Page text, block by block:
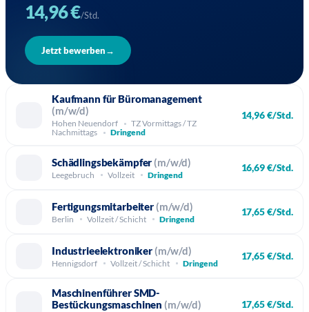
14,96 €/Std.
Jetzt bewerben→
Kaufmann für Büromanagement
(m/w/d)
Hohen Neuendorf
TZ Vormittags / TZ
Nachmittags
Dringend
14,96 €/Std.
Schädlingsbekämpfer (m/w/d)
Leegebruch Vollzeit Dringend
16,69 €/Std.
Fertigungsmitarbeiter (m/w/d)
Berlin Vollzeit / Schicht Dringend
17,65 €/Std.
Industrieelektroniker (m/w/d)
Hennigsdorf Vollzeit / Schicht Dringend
17,65 €/Std.
Maschinenführer SMD-
Bestückungsmaschinen (m/w/d) 17,65 €/Std.